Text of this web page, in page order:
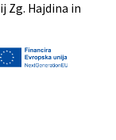
Zg. Hajdina in